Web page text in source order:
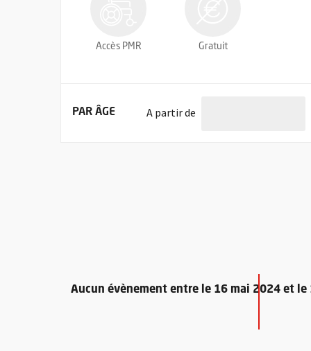
Accès PMR Gratuit
FILTRER LES ÉVÉNEMENTS
PAR ÂGE A partir de
Aucun évènement entre le 16 mai 2024 et le